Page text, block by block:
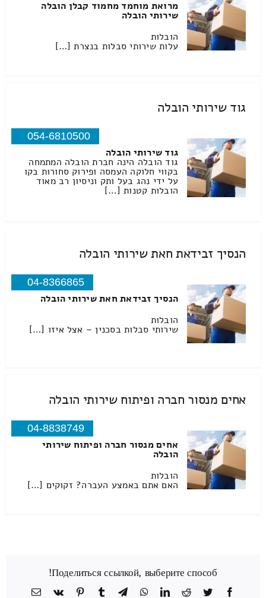
מרואת מוחמד מחמוד קבלן הובלה
שירותי הובלה
הובלות
עלות שירותי סבלות בנצרת […]
גוד שירותי הובלה
054-6810500
גוד שירותי הובלה
גוד הובלה הינה חברת הובלה המתמחה
בקווי חלוקה העמסה ופירוק סחורות בקו
על ידי נהג בעל ותק וניסיון רב מאוד
הובלות קטנות […]
הנסיך זבידאת חאת שירותי הובלה
04-8366865
הנסיך זבידאת חאת שירותי הובלה
הובלות
שירותי סבלות בסכנין – אצל איזו […]
אחים מנסור חברה ופיתוח שירותי הובלה
04-8838749
אחים מנסור חברה ופיתוח שירותי
הובלה
הובלות
האם אתם באמצע העברה? זקוקים […]
Поделиться ссылкой, выберите способ!
Facebook
Twitter
Reddit
LinkedIn
WhatsApp
Telegram
Tumblr
Pinterest
Vk
כתובת